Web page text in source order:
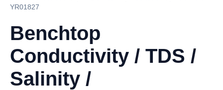
YR01827
Benchtop
Conductivity / TDS /
Salinity /